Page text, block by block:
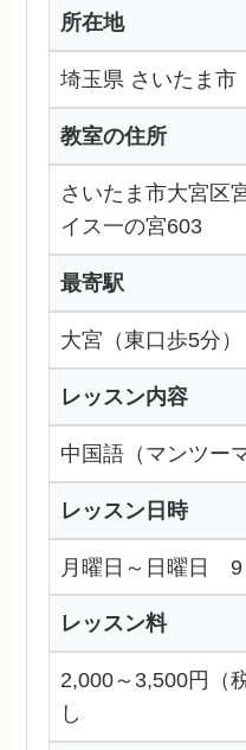
所在地
埼玉県 さいたま市
教室の住所
さいたま市大宮区
イス一の宮603
最寄駅
大宮（東口歩5分）
レッスン内容
中国語（マンツー
レッスン日時
月曜日～日曜日 9
レッスン料
2,000～3,500円（
し